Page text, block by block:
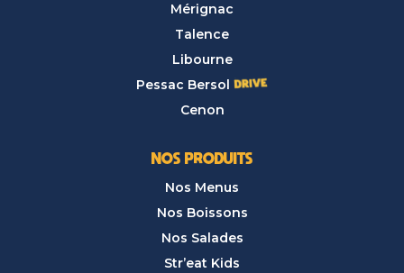
Mérignac
Talence
Libourne
Pessac Bersol
Cenon
NOS PRODUITS
Nos Menus
Nos Boissons
Nos Salades
Str’eat Kids